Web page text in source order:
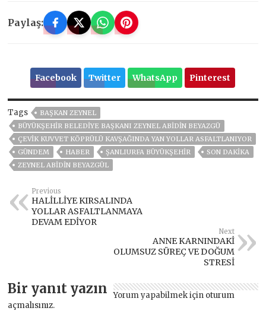
Paylaş:
Facebook Twitter WhatsApp Pinterest
Tags
BAŞKAN ZEYNEL
BÜYÜKŞEHIR BELEDIYE BAŞKANI ZEYNEL ABIDIN BEYAZGÜ
ÇEVİK KUVVET KÖPRÜLÜ KAVŞAĞINDA YAN YOLLAR ASFALTLANIYOR
GÜNDEM
HABER ŞANLIURFA BÜYÜKŞEHİR
SON DAKIKA
ZEYNEL ABİDİN BEYAZGÜL
Previous
HALİLLİYE KIRSALINDA
YOLLAR ASFALTLANMAYA
DEVAM EDİYOR
Next
ANNE KARNINDAKİ
OLUMSUZ SÜREÇ VE DOĞUM
STRESİ
Bir yanıt yazın Yorum yapabilmek için oturum
açmalısınız.